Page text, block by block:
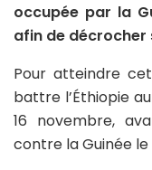
occupée par la
afin de
Pour atteindre
battre l’Éthiopie
16 novembre,
contre la Guinée le